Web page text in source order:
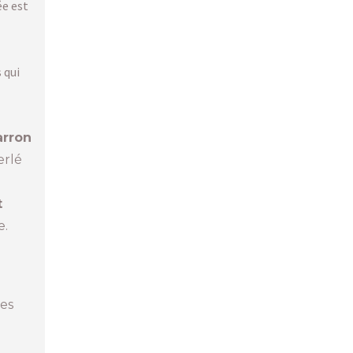
est
qui